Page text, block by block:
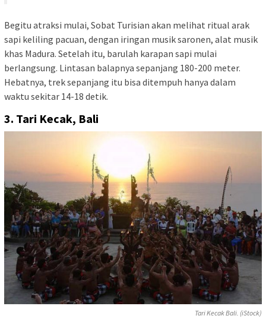
Begitu atraksi mulai, Sobat Turisian akan melihat ritual arak
sapi keliling pacuan, dengan iringan musik saronen, alat musik
khas Madura. Setelah itu, barulah karapan sapi mulai
berlangsung. Lintasan balapnya sepanjang 180-200 meter.
Hebatnya, trek sepanjang itu bisa ditempuh hanya dalam
waktu sekitar 14-18 detik.
3. Tari Kecak, Bali
Tari Kecak Bali. (iStock)